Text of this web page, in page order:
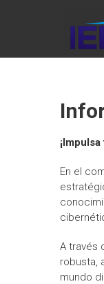
IEFAE
En el
A través
robusta,
mundo